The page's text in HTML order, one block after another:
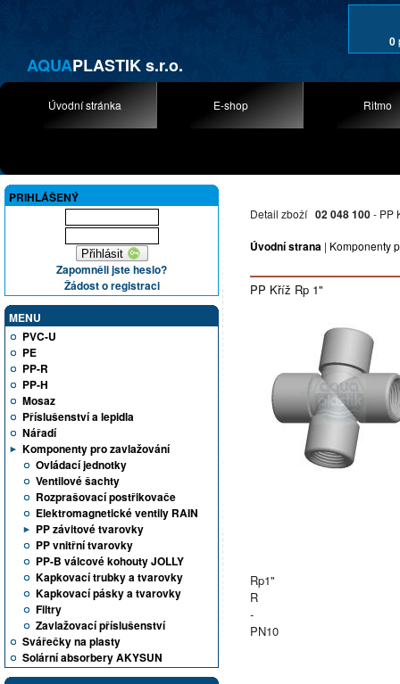
AQUAPLASTIK s.r.o.
0
Úvodní stránka E-shop Ritmo
PRIHLÁŠENÝ
Zapomněli jste heslo?
Žádost o registraci
MENU
PVC-U
PE
PP-R
PP-H
Mosaz
Příslušenství a lepidla
Nářadí
Komponenty pro zavlažování
Ovládací jednotky
Ventilové šachty
Rozprašovací postřikovače
Elektromagnetické ventily RAIN
PP závitové tvarovky
PP vnitřní tvarovky
PP-B válcové kohouty JOLLY
Kapkovací trubky a tvarovky
Kapkovací pásky a tvarovky
Filtry
Zavlažovací příslušenství
Svářečky na plasty
Solární absorbery AKYSUN
Detail zboží02 048 100- PP
Úvodní strana | Komponenty
PP Kříž Rp 1"
Rp1"
R
-
PN10